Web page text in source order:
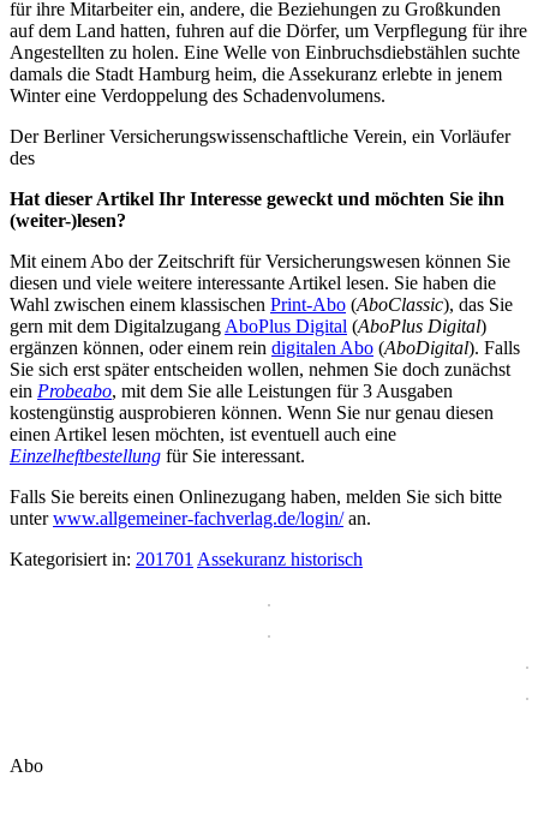
für ihre Mitarbeiter ein, andere, die Beziehungen zu Großkunden
auf dem Land hatten, fuhren auf die Dörfer, um Verpflegung für ihre
Angestellten zu holen. Eine Welle von Einbruchsdiebstählen suchte
damals die Stadt Hamburg heim, die Assekuranz erlebte in jenem
Winter eine Verdoppelung des Schadenvolumens.
Der Berliner Versicherungswissenschaftliche Verein, ein Vorläufer
des
Hat dieser Artikel Ihr Interesse geweckt und möchten Sie ihn
(weiter-)lesen?
Mit einem Abo der Zeitschrift für Versicherungswesen können Sie
diesen und viele weitere interessante Artikel lesen. Sie haben die
Wahl zwischen einem klassischen Print-Abo (AboClassic), das Sie
gern mit dem Digitalzugang AboPlus Digital (AboPlus Digital)
ergänzen können, oder einem rein digitalen Abo (AboDigital). Falls
Sie sich erst später entscheiden wollen, nehmen Sie doch zunächst
ein Probeabo, mit dem Sie alle Leistungen für 3 Ausgaben
kostengünstig ausprobieren können. Wenn Sie nur genau diesen
einen Artikel lesen möchten, ist eventuell auch eine
Einzelheftbestellung für Sie interessant.
Falls Sie bereits einen Onlinezugang haben, melden Sie sich bitte
unterwww.allgemeiner-fachverlag.de/login/an.
Kategorisiert in: 201701 Assekuranz historisch
Abo